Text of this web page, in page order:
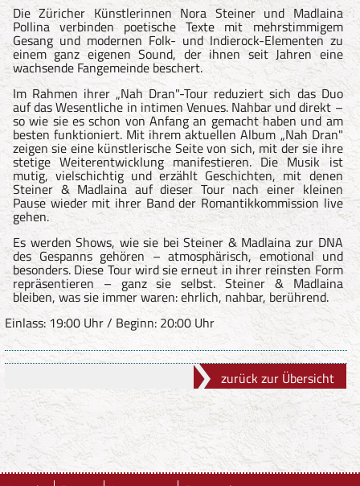
Die Züricher Künstlerinnen Nora Steiner und Madlaina
Pollina verbinden poetische Texte mit mehrstimmigem
Gesang und modernen Folk- und Indierock-Elementen zu
einem ganz eigenen Sound, der ihnen seit Jahren eine
wachsende Fangemeinde beschert.
Im Rahmen ihrer „Nah Dran"-Tour reduziert sich das Duo
auf das Wesentliche in intimen Venues. Nahbar und direkt –
so wie sie es schon von Anfang an gemacht haben und am
besten funktioniert. Mit ihrem aktuellen Album „Nah Dran"
zeigen sie eine künstlerische Seite von sich, mit der sie ihre
stetige Weiterentwicklung manifestieren. Die Musik ist
mutig, vielschichtig und erzählt Geschichten, mit denen
Steiner & Madlaina auf dieser Tour nach einer kleinen
Pause wieder mit ihrer Band der Romantikkommission live
gehen.
Es werden Shows, wie sie bei Steiner & Madlaina zur DNA
des Gespanns gehören – atmosphärisch, emotional und
besonders. Diese Tour wird sie erneut in ihrer reinsten Form
repräsentieren – ganz sie selbst. Steiner & Madlaina
bleiben, was sie immer waren: ehrlich, nahbar, berührend.
Einlass: 19:00 Uhr / Beginn: 20:00 Uhr
zurück zur Übersicht